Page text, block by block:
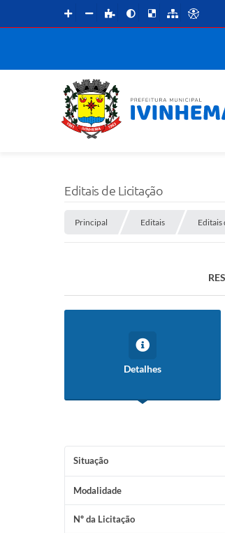
Editais de Licitação
Principal Editais Editais
Detalhes
Situação
Modalidade
Nº da Licitação